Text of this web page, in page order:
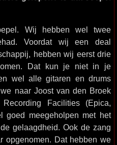
Wij hebben wel twee
Voordat wij een deal
hebben wij eerst drie
Dat kun je niet in je
wel alle gitaren en drums
naar Joost van den Broek
Facilities (Epica,
goed meegeholpen met het
gelaagdheid. Ook de zang
opgenomen. Dat hebben we